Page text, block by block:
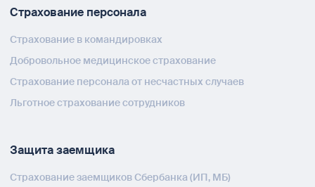
Страхование персонала
Страхование в командировках
Добровольное медицинское страхование
Страхование персонала от несчастных случаев
Льготное страхование сотрудников
Защита заемщика
Страхование заемщиков Сбербанка (ИП, МБ)